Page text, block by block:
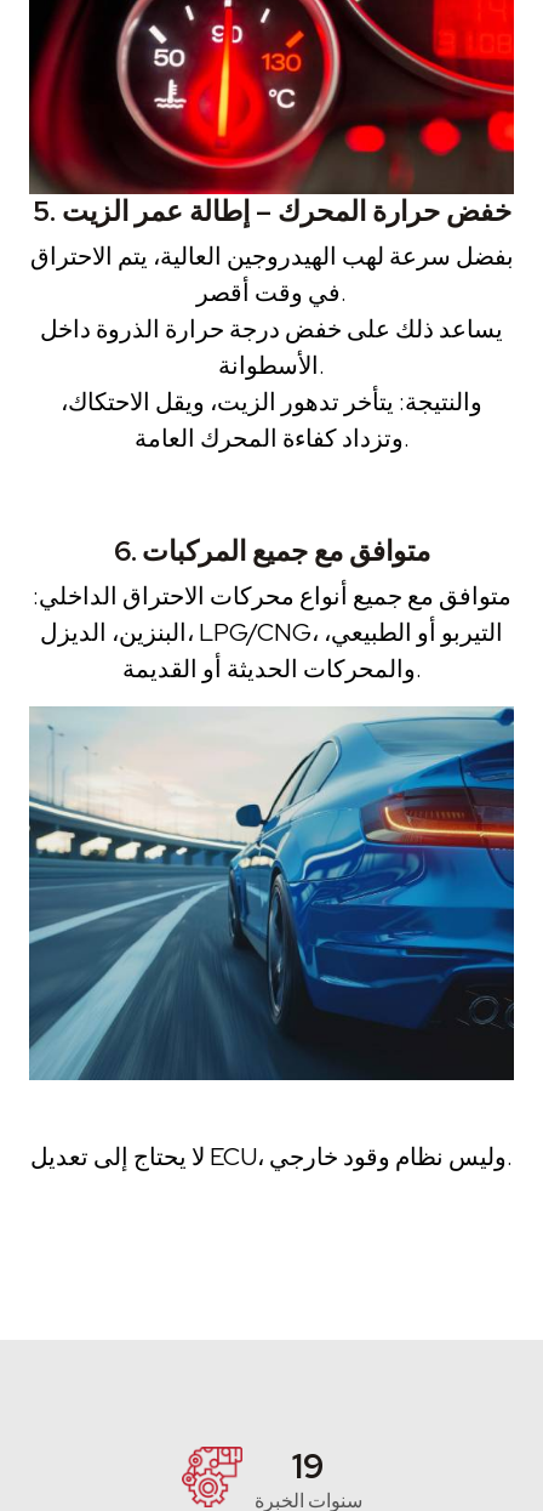
5. خفض حرارة المحرك – إطالة عمر الزيت
بفضل سرعة لهب الهيدروجين العالية، يتم الاحتراق
في وقت أقصر.
يساعد ذلك على خفض درجة حرارة الذروة داخل
الأسطوانة.
والنتيجة: يتأخر تدهور الزيت، ويقل الاحتكاك،
وتزداد كفاءة المحرك العامة.
6. متوافق مع جميع المركبات
متوافق مع جميع أنواع محركات الاحتراق الداخلي:
البنزين، الديزل، LPG/CNG، التيربو أو الطبيعي،
والمحركات الحديثة أو القديمة.
لا يحتاج إلى تعديل ECU، وليس نظام وقود خارجي.
20
سنوات الخبرة